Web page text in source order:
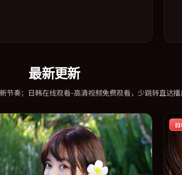
最新更新
节奏；日韩在线观看-高清视频免费观看，少跳转直达
日